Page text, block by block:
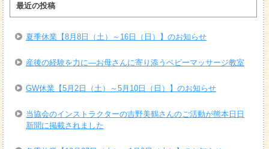
最近の投稿
夏季休業【8月8日（土）～16日（日）】のお知らせ
産後の経験を力に―お母さんに寄り添うベビーマッサージ教室
GW休業【5月2日（土）～5月10日（日）】のお知らせ
当協会のインストラクターの吉野美鶴さんのご活動が熊本日日
新聞に掲載されました